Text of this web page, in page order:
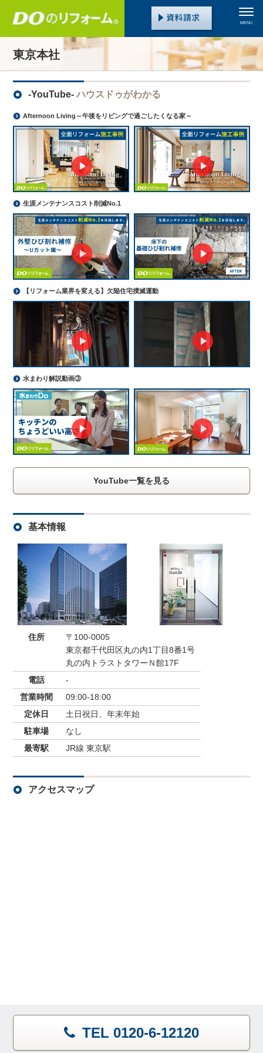
MENU
東京本社
-YouTube-ハウスドゥがわかる
Afternoon Living～午後をリビングで過ごしたくなる家～
生涯メンテナンスコスト削減No.1
【リフォーム業界を変える】欠陥住宅撲滅運動
水まわり解説動画③
YouTube一覧を見る
基本情報
住所
〒100-0005
東京都千代田区丸の内1丁目8番1号
丸の内トラストタワーＮ館17F
電話
-
営業時間
09:00-18:00
定休日
土日祝日、年末年始
駐車場
なし
最寄駅
JR線 東京駅
アクセスマップ
TEL 0120-6-12120